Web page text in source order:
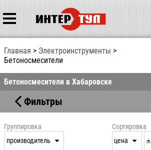
Главная
Электрoинcтрумeнты
Бетоносмесители
Бетоносмесители в Хабаровске
Фильтры
Группировка
производитель
Сортировка
цена